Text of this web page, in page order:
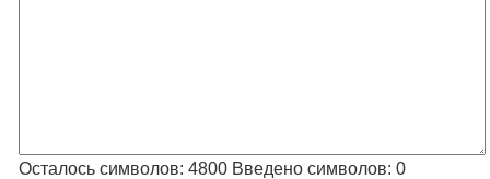
Осталось символов: 4800 Введено символов: 0